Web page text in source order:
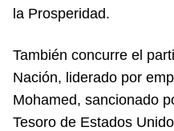
la Prosperidad.
También concurre el
Nación, liderado por
Mohamed, sancionado
Tesoro de Estados